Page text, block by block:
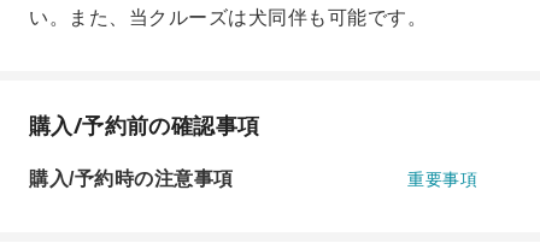
い。また、当クルーズは犬同伴も可能です。
購入/予約前の確認事項
購入/予約時の注意事項 重要事項